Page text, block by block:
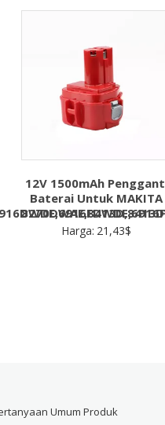
12V 1500mAh
Baterai Untuk MAKITA
Harga: 21,43$
Umum Produk